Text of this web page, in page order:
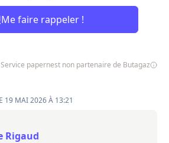
Me faire rappeler !
papernest non partenaire de Butagaz
19 MAI 2026 À 13:21
Rigaud